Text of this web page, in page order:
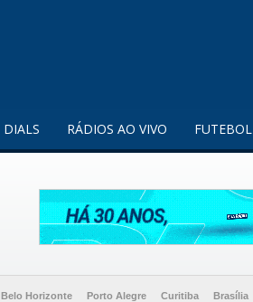
DIALS RÁDIOS AO VIVO FUTEBOL
Belo Horizonte Porto Alegre Curitiba Brasília